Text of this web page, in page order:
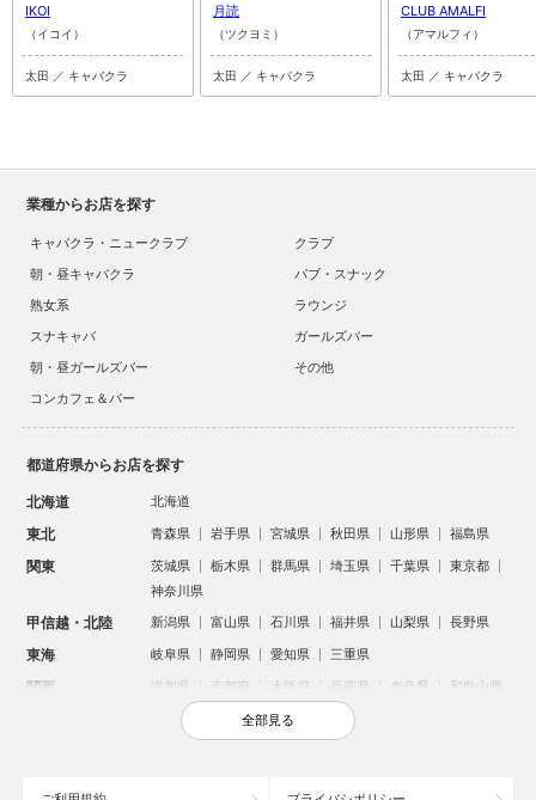
IKOI
（イコイ）
太田 ／ キャバクラ
月読
（ツクヨミ）
太田 ／ キャバクラ
CLUB AMALFI
（アマルフィ）
太田 ／ キャバクラ
業種からお店を探す
キャバクラ・ニュークラブ
クラブ
朝・昼キャバクラ
パブ・スナック
熟女系
ラウンジ
スナキャバ
ガールズバー
朝・昼ガールズバー
その他
コンカフェ＆バー
都道府県からお店を探す
北海道 北海道
東北 青森県 岩手県 宮城県 秋田県 山形県 福島県
関東 茨城県 栃木県 群馬県 埼玉県 千葉県
東京都
神奈川県
甲信越・北陸 新潟県 富山県 石川県 福井県 山梨県 長野県
東海 岐阜県 静岡県 愛知県 三重県
関西 滋賀県 京都府 大阪府 兵庫県 奈良県 和歌山県
鳥取県 島根県 岡山県 広島県
全部見る